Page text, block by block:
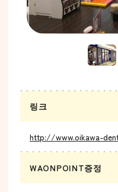
링크
http://www.oikawa-
WAONPOINT증정